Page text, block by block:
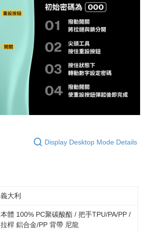
Display Desktop Mode Details
義大利
本體 100% PC聚碳酸酯 / 把手TPU/PA/PP /
拉桿 鋁合金/PP 背帶 尼龍